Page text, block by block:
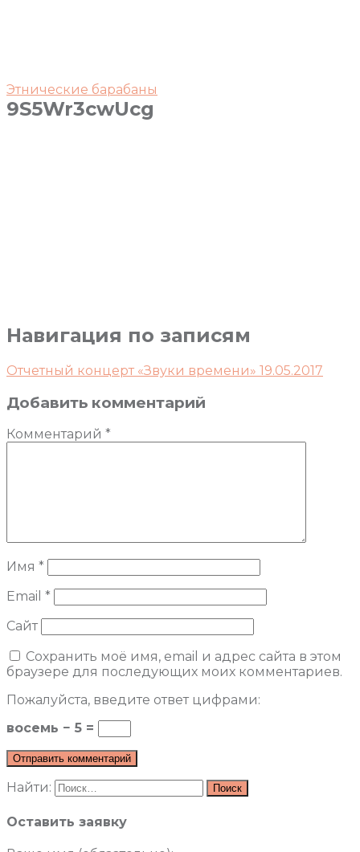
Этнические барабаны
9S5Wr3cwUcg
Навигация по записям
Отчетный концерт «Звуки времени» 19.05.2017
Добавить комментарий
Комментарий *
Имя *
Email *
Сайт
Сохранить моё имя, email и адрес сайта в этом
браузере для последующих моих комментариев.
Пожалуйста, введите ответ цифрами:
восемь − 5 =
Найти:
Оставить заявку